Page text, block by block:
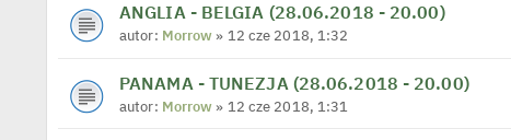
ANGLIA - BELGIA (28.06.2018 - 20.00)
autor: Morrow» 12 cze 2018, 1:32
PANAMA - TUNEZJA (28.06.2018 - 20.00)
autor: Morrow» 12 cze 2018, 1:31